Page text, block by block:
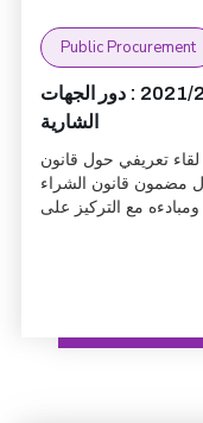
Public Procurement
قانون الشراء العام في لبنان رقم 2021/244 : دور الجهات
الشارية
تعريفي حول قانون
في لبنان رقم 2021/244 تناول مضمون قانون الشراء